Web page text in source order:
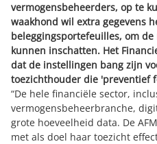
vermogensbeheerders, op te
waakhond wil extra gegevens
beleggingsportefeuilles, om
kunnen inschatten. Het
dat de instellingen bang zijn
toezichthouder die 'preventief
“De hele financiële sector,
vermogensbeheerbranche,
grote hoeveelheid data. De
met als doel haar toezicht